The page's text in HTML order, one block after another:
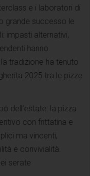
e i laboratori di
grande successo le
impasti alternativi,
hanno
tradizione ha tenuto
2025 tra le pizze
dell’estate: la pizza
con frittatina e
ma vincenti,
e convivialità.
serate